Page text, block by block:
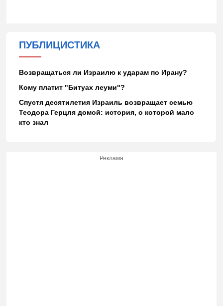
ПУБЛИЦИСТИКА
Возвращаться ли Израилю к ударам по Ирану?
Кому платит "Битуах леуми"?
Спустя десятилетия Израиль возвращает семью
Теодора Герцля домой: история, о которой мало
кто знал
Реклама